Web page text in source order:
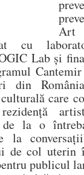
Art
cu
Lab și
din
care
de la o
la
de col uterin
publicul